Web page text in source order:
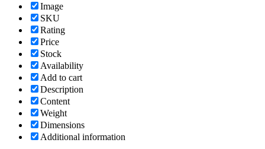
Image
SKU
Rating
Price
Stock
Availability
Add to cart
Description
Content
Weight
Dimensions
Additional information